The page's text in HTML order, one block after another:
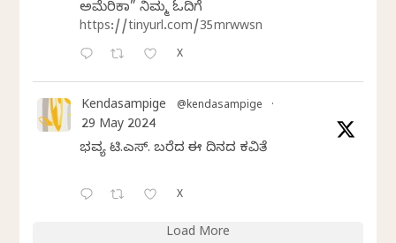
ಅಮೆರಿಕಾ” ನಿಮ್ಮ ಓದಿಗೆ
https://tinyurl.com/35mrwwsn
X
Kendasampige @kendasampige ·
29 May 2024
ಭವ್ಯ ಟಿ.ಎಸ್. ಬರೆದ ಈ ದಿನದ ಕವಿತೆ
X
Load More